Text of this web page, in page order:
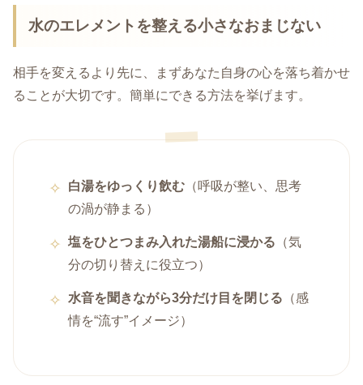
水のエレメントを整える小さなおまじない
相手を変えるより先に、まずあなた自身の心を落ち着かせ
ることが大切です。簡単にできる方法を挙げます。
白湯をゆっくり飲む （呼吸が整い、思考
の渦が静まる）
塩をひとつまみ入れた湯船に浸かる （気
分の切り替えに役立つ）
水音を聞きながら3分だけ目を閉じる （感
情を“流す”イメージ）